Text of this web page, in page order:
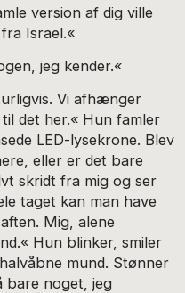
version af dig ville
Israel.«
jeg kender.«
Vi afhænger
det her.« Hun famler
LED-lysekrone. Blev
eller er det bare
skridt fra mig og ser
taget kan man have
Mig, alene
Hun blinker, smiler
mund. Stønner
bare noget, jeg